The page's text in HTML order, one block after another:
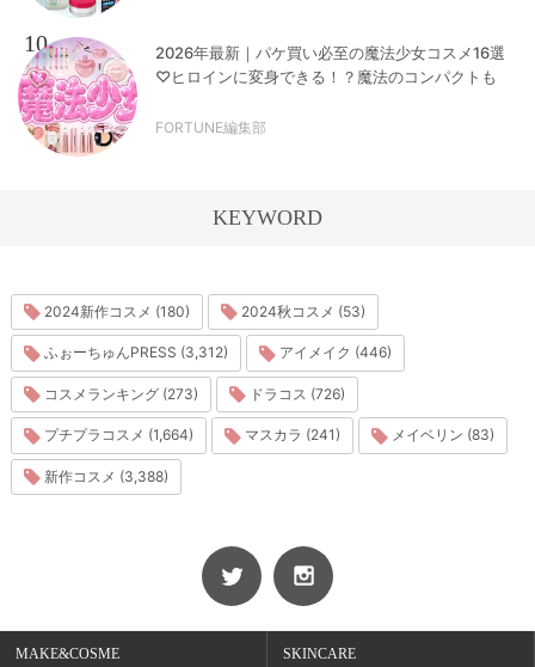
10
2026年最新｜パケ買い必至の魔法少女コスメ16選
♡ヒロインに変身できる！？魔法のコンパクトも
FORTUNE編集部
KEYWORD
2024新作コスメ (180) 2024秋コスメ (53)
ふぉーちゅんPRESS (3,312) アイメイク (446)
コスメランキング (273) ドラコス (726)
プチプラコスメ (1,664) マスカラ (241) メイベリン (83)
新作コスメ (3,388)
MAKE&COSME SKINCARE